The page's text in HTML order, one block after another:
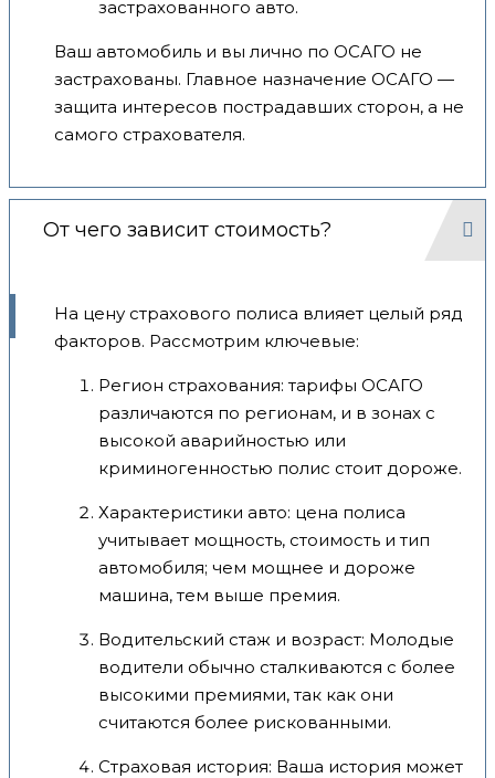
застрахованного авто.
Ваш автомобиль и вы лично по ОСАГО не
застрахованы. Главное назначение ОСАГО —
защита интересов пострадавших сторон, а не
самого страхователя.
От чего зависит стоимость?
На цену страхового полиса влияет целый ряд
факторов. Рассмотрим ключевые:
Регион страхования: тарифы ОСАГО
различаются по регионам, и в зонах с
высокой аварийностью или
криминогенностью полис стоит дороже.
Характеристики авто: цена полиса
учитывает мощность, стоимость и тип
автомобиля; чем мощнее и дороже
машина, тем выше премия.
Водительский стаж и возраст: Молодые
водители обычно сталкиваются с более
высокими премиями, так как они
считаются более рискованными.
Страховая история: Ваша история может